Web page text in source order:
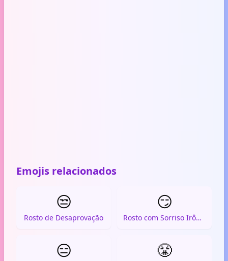
Emojis relacionados
😒
Rosto de Desaprovação
😏
Rosto com Sorriso Irônico
😑 😤